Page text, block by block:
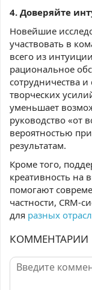
4. Доверяйте
Новейшие
участвовать в
всего из
рациональное
сотрудничества
творческих
уменьшает
руководство «от
вероятностью
результатам.
Кроме того,
креативность на
помогают
частности, CRM-
для разных
КОММЕНТАРИИ